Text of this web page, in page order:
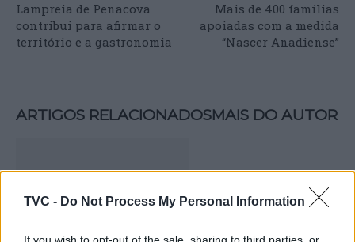
TVC - Do Not Process My Personal Information
Lampreia de Penacova
contribui para afirmar o
território e a gastronomia
Mais de 400 famílias
apoiadas com a medida
“Nascer Anadiense”
ARTIGOS RELACIONADOSMAIS DO AUTOR